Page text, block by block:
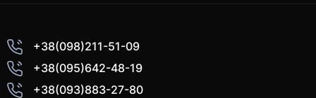
+38(098)211-51-09
+38(095)642-48-19
+38(093)883-27-80